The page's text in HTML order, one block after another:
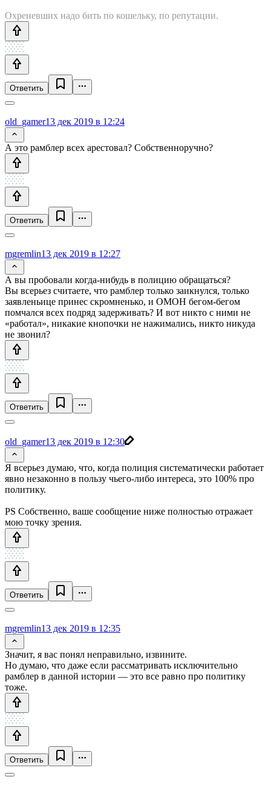
Охреневших надо бить по кошельку, по репутации.
Ответить
old_gamer13 дек 2019 в 12:24
А это рамблер всех арестовал? Собственноручно?
Ответить
mgremlin13 дек 2019 в 12:27
А вы пробовали когда-нибудь в полицию обращаться?
Вы всерьез считаете, что рамблер только заикнулся, только
заявленьице принес скромненько, и ОМОН бегом-бегом
помчался всех подряд задерживать? И вот никто с ними не
«работал», никакие кнопочки не нажимались, никто никуда
не звонил?
Ответить
old_gamer13 дек 2019 в 12:30
Я всерьез думаю, что, когда полиция систематически работает
явно незаконно в пользу чьего-либо интереса, это 100% про
политику.
PS Собственно, ваше сообщение ниже полностью отражает
мою точку зрения.
Ответить
mgremlin13 дек 2019 в 12:35
Значит, я вас понял неправильно, извините.
Но думаю, что даже если рассматривать исключительно
рамблер в данной истории — это все равно про политику
тоже.
Ответить